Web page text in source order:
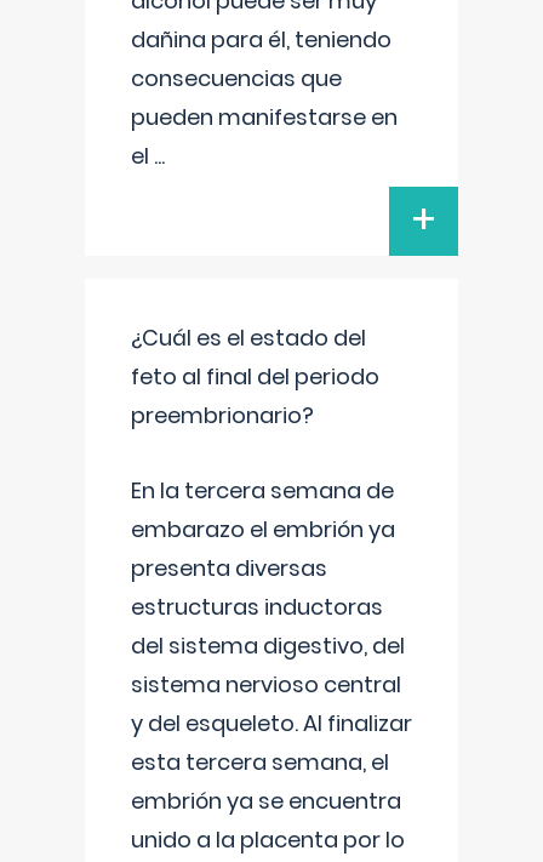
dañina para él, teniendo
consecuencias que
pueden manifestarse en
el ...
+
¿Cuál es el estado del
feto al final del periodo
preembrionario?
En la tercera semana de
embarazo el embrión ya
presenta diversas
estructuras inductoras
del sistema digestivo, del
sistema nervioso central
y del esqueleto. Al finalizar
esta tercera semana, el
embrión ya se encuentra
unido a la placenta por lo